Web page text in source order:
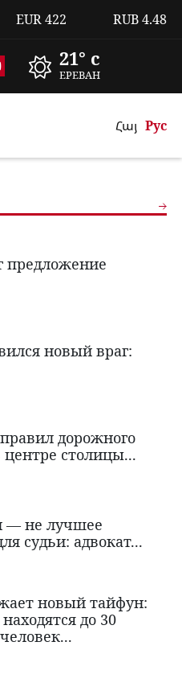
EUR422 RUB4.48
21° c
ЕРЕВАН
Հայ Рус
предложение
новый враг:
дорожного
столицы...
— не лучшее
судьи: адвокат...
новый тайфун:
до 30